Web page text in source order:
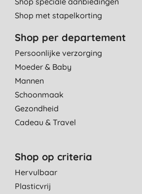
Shop met stapelkorting
Shop per departement
Persoonlijke verzorging
Moeder & Baby
Mannen
Schoonmaak
Gezondheid
Cadeau & Travel
Shop op criteria
Hervulbaar
Plasticvrij